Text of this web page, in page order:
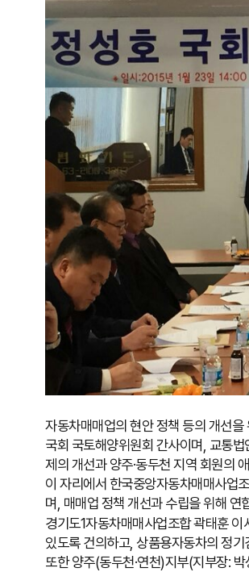
자동차매매업의 현안 정책 등의 개선
국회 국토해양위원회 간사이며, 교통
제의 개선과 양주·동두천 지역 회원의
이 자리에서 한국중앙자동차매매사업
며, 매매업 정책 개선과 수립을 위해
경기도1자동차매매사업조합 곽태훈
있도록 건의하고, 상품용자동차의 정
또한 양주(동두천·연천)지부(지부장: